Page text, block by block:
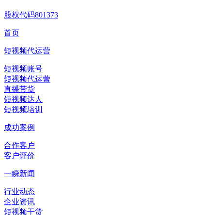
股权代码801373
首页
短视频代运营
短视频账号
短视频代运营
直播带货
短视频达人
短视频培训
成功案例
合作客户
客户评价
一瞬新闻
行业动态
企业资讯
短视频干货